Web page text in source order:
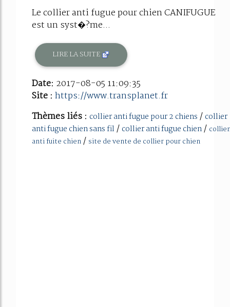
Le collier anti fugue pour chien CANIFUGUE
est un syst�?me...
LIRE LA SUITE
Date: 2017-08-05 11:09:35
Site : https://www.transplanet.fr
Thèmes liés : collier anti fugue pour 2 chiens / collier
anti fugue chien sans fil / collier anti fugue chien/ collier
anti fuite chien/ site de vente de collier pour chien